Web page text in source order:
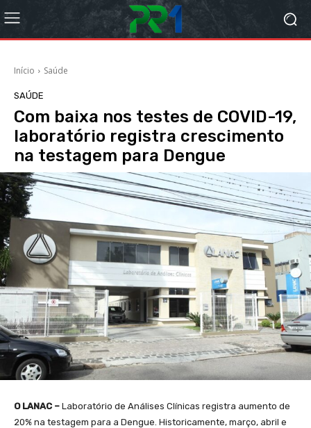
Início Saúde
SAÚDE
Com baixa nos testes de COVID-19,
laboratório registra crescimento
na testagem para Dengue
O LANAC – Laboratório de Análises Clínicas registra aumento de
20% na testagem para a Dengue. Historicamente, março, abril e